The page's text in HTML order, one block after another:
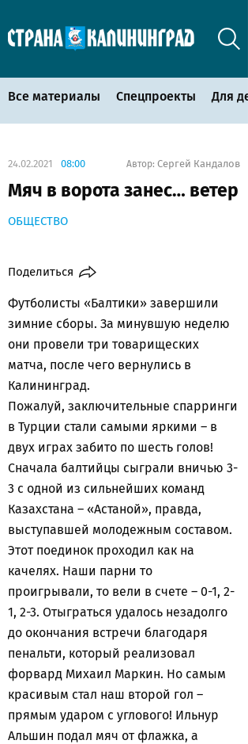
Все материалы Спецпроекты Для
24.02.2021 08:00 Автор: Сергей Кандалов
Мяч в ворота занес… ветер
ОБЩЕСТВО
Поделиться
Футболисты «Балтики» завершили
зимние сборы. За минувшую неделю
они провели три товарищеских
матча, после чего вернулись в
Калининград.
Пожалуй, заключительные спарринги
в Турции стали самыми яркими – в
двух играх забито по шесть голов!
Сначала балтийцы сыграли вничью 3-
3 с одной из сильнейших команд
Казахстана – «Астаной», правда,
выступавшей молодежным составом.
Этот поединок проходил как на
качелях. Наши парни то
проигрывали, то вели в счете – 0-1, 2-
1, 2-3. Отыграться удалось незадолго
до окончания встречи благодаря
пенальти, который реализовал
форвард Михаил Маркин. Но самым
красивым стал наш второй гол –
прямым ударом с углового! Ильнур
Альшин подал мяч от флажка, а